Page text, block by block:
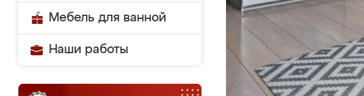
Мебель для ванной
Наши работы